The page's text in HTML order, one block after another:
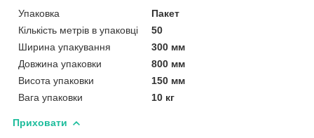
Упаковка
Пакет
Кількість метрів в упаковці
50
Ширина упакування
300 мм
Довжина упаковки
800 мм
Висота упаковки
150 мм
Вага упаковки
10 кг
Приховати